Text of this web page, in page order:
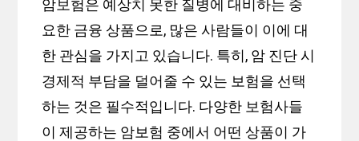
암보험은 예상치 못한 질병에 대비하는 중
요한 금융 상품으로, 많은 사람들이 이에 대
한 관심을 가지고 있습니다. 특히, 암 진단 시
경제적 부담을 덜어줄 수 있는 보험을 선택
하는 것은 필수적입니다. 다양한 보험사들
이 제공하는 암보험 중에서 어떤 상품이 가